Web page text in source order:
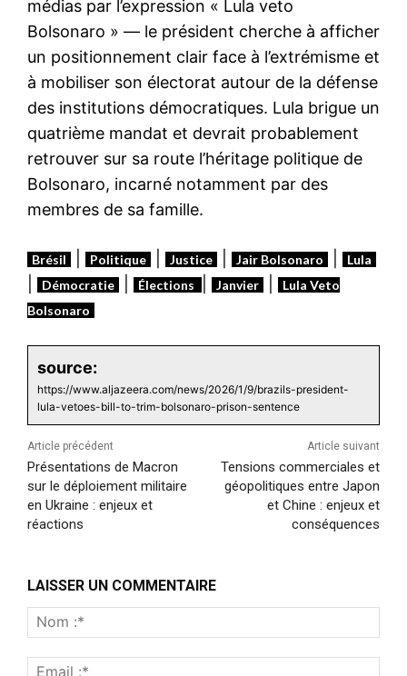
médias par l’expression « Lula veto
Bolsonaro » — le président cherche à afficher
un positionnement clair face à l’extrémisme et
à mobiliser son électorat autour de la défense
des institutions démocratiques. Lula brigue un
quatrième mandat et devrait probablement
retrouver sur sa route l’héritage politique de
Bolsonaro, incarné notamment par des
membres de sa famille.
Brésil Politique Justice Jair Bolsonaro Lula
Démocratie Élections Janvier
Lula Veto
Bolsonaro
source:
https://www.aljazeera.com/news/2026/1/9/brazils-president-
lula-vetoes-bill-to-trim-bolsonaro-prison-sentence
Article précédent
Présentations de Macron
sur le déploiement militaire
en Ukraine : enjeux et
réactions
Article suivant
Tensions commerciales et
géopolitiques entre Japon
et Chine : enjeux et
conséquences
LAISSER UN COMMENTAIRE
:*